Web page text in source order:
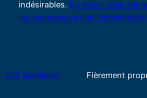
indésirables. En savoir plus sur
les données de vos
JDR Academy Fièrement